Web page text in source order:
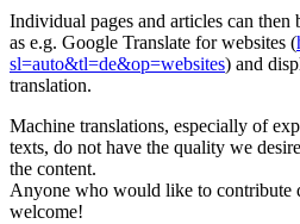
Individual pages and articles can then
as e.g. Google Translate for websites (
sl=auto&tl=de&op=websites) and
translation.
Machine translations, especially of
texts, do not have the quality we
the content.
Anyone who would like to contribute
welcome!